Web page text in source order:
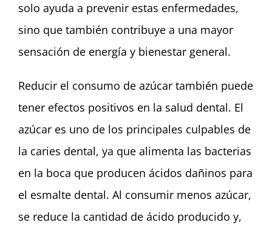
solo ayuda a prevenir estas enfermedades,
sino que también contribuye a una mayor
sensación de energía y bienestar general.
Reducir el consumo de azúcar también puede
tener efectos positivos en la salud dental. El
azúcar es uno de los principales culpables de
la caries dental, ya que alimenta las bacterias
en la boca que producen ácidos dañinos para
el esmalte dental. Al consumir menos azúcar,
se reduce la cantidad de ácido producido y,